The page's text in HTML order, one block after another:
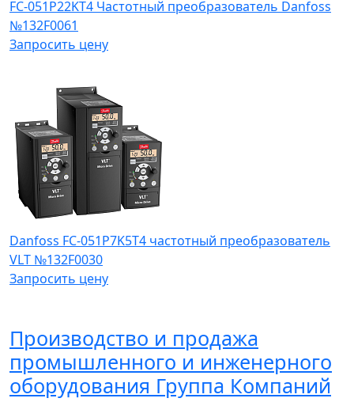
FC-051P22KT4 Частотный преобразователь Danfoss
№132F0061
Запросить цену
Danfoss FC-051P7K5T4 частотный преобразователь
VLT №132F0030
Запросить цену
Производство и продажа
промышленного и инженерного
оборудования Группа Компаний